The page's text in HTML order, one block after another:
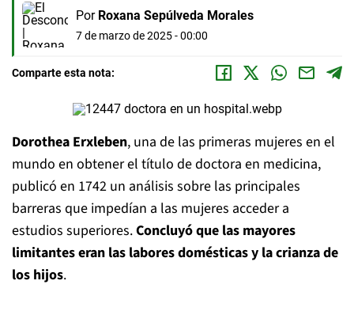
Por Roxana Sepúlveda Morales
7 de marzo de 2025 - 00:00
Comparte esta nota:
Dorothea Erxleben, una de las primeras mujeres en el
mundo en obtener el título de doctora en medicina,
publicó en 1742 un análisis sobre las principales
barreras que impedían a las mujeres acceder a
estudios superiores.Concluyó que las mayores
limitantes eran las labores domésticas y la crianza de
los hijos.